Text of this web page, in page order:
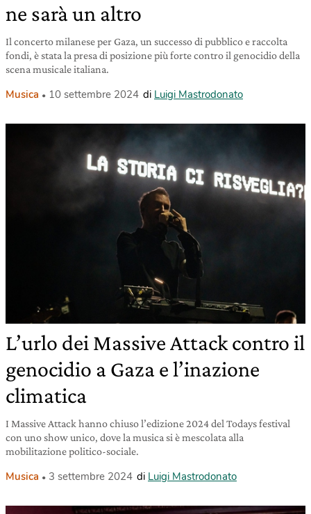
ne sarà un altro
Il concerto milanese per Gaza, un successo di pubblico e raccolta
fondi, è stata la presa di posizione più forte contro il genocidio della
scena musicale italiana.
Musica 10 settembre 2024 di Luigi Mastrodonato
L’urlo dei Massive Attack contro il
genocidio a Gaza e l’inazione
climatica
I Massive Attack hanno chiuso l’edizione 2024 del Todays festival
con uno show unico, dove la musica si è mescolata alla
mobilitazione politico-sociale.
Musica 3 settembre 2024 di Luigi Mastrodonato